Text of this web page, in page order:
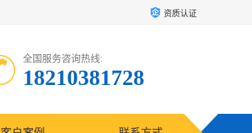
资质认证
全国服务咨询热线:
18210381728